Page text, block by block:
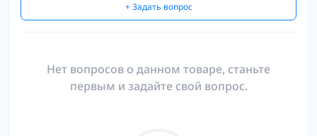
+ Задать вопрос
Нет вопросов о данном товаре, станьте
первым и задайте свой вопрос.